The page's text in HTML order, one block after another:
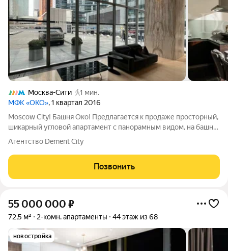
Москва-Сити
1 мин.
МФК «ОКО», 1 квартал 2016
Moscow City! Башня Око! Предлагается к продаже просторный,
шикарный угловой апартамент с панорамным видом, на башни
City! Окна 4,5 метра высотой! Мраморный сан/узел с
панорамным окном!Дизайн! Качественные материалы!
Предметы декора, мебель из Италии
Агентство Dement City
Позвонить
55 000 000 ₽
72,5 м² 2-комн. апартаменты 44 этаж из 68
новостройка